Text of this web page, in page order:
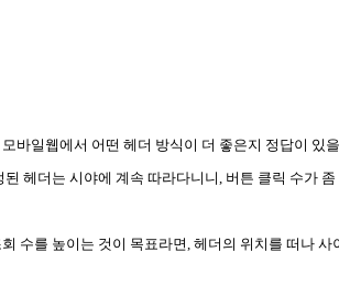
모바일웹에서 어떤 헤더 방식이 더 좋은지 정답이 있
된 헤더는 시야에 계속 따라다니니, 버튼 클릭 수가
수를 높이는 것이 목표라면, 헤더의 위치를 떠나